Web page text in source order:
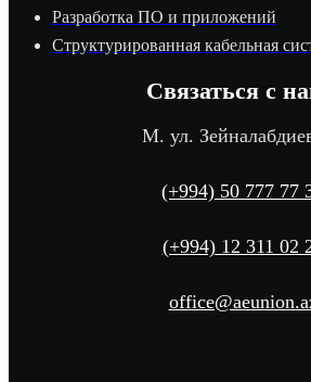
Разработка ПО и приложений
Структурированная кабельная
Связаться с
М. ул.
(+994) 50 777 77
(+994) 12 311 02